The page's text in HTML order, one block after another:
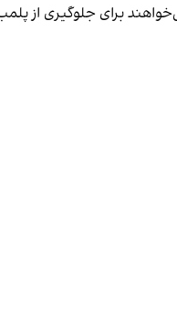
برای جلوگیری از